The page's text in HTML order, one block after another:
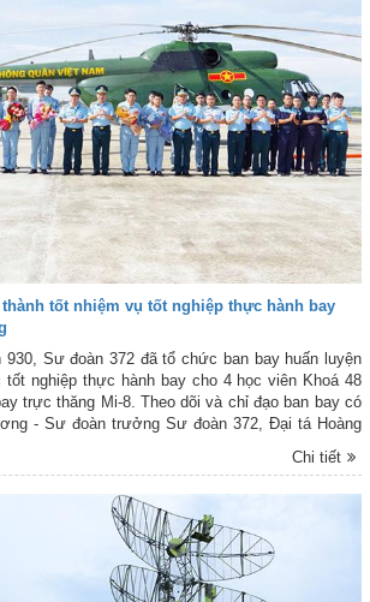
tốt nhiệm vụ tốt nghiệp thực hành bay
930, Sư đoàn 372 đã tổ chức ban bay huấn luyện
tốt nghiệp thực hành bay cho 4 học viên Khoá 48
trực thăng Mi-8. Theo dõi và chỉ đạo ban bay có
- Sư đoàn trưởng Sư đoàn 372, Đại tá Hoàng
Chi tiết